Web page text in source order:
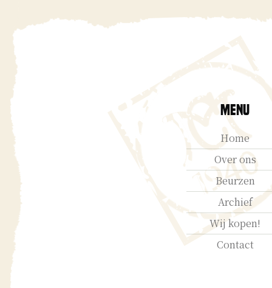
Menu
Home
Over ons
Beurzen
Archief
Wij kopen!
Contact